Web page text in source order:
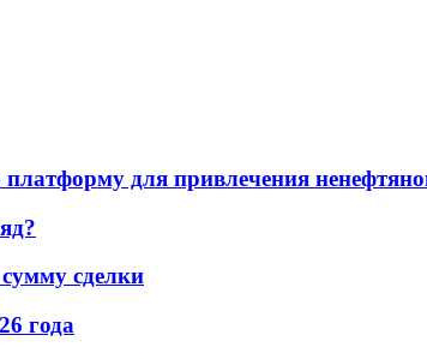
для привлечения
сделки
года